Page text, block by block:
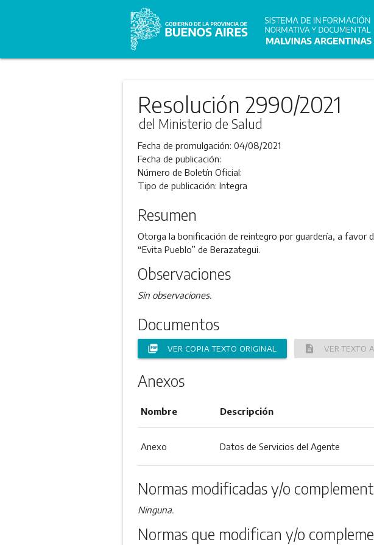
Resolución 2990/2021
del Ministerio de Salud
Fecha de promulgación: 04/08/2021
Fecha de publicación:
Número de Boletín Oficial:
Tipo de publicación: Integra
Resumen
Otorga la bonificación de reintegro por guardería, a favor
“Evita Pueblo” de Berazategui.
Observaciones
Sin observaciones.
Documentos
picture_as_pdf VER COPIA TEXTO ORIGINAL description VER TEXTO
Anexos
Nombre Descripción
Anexo Datos de Servicios del Agente
Normas modificadas y/o
Ninguna.
Normas que modifican y/o